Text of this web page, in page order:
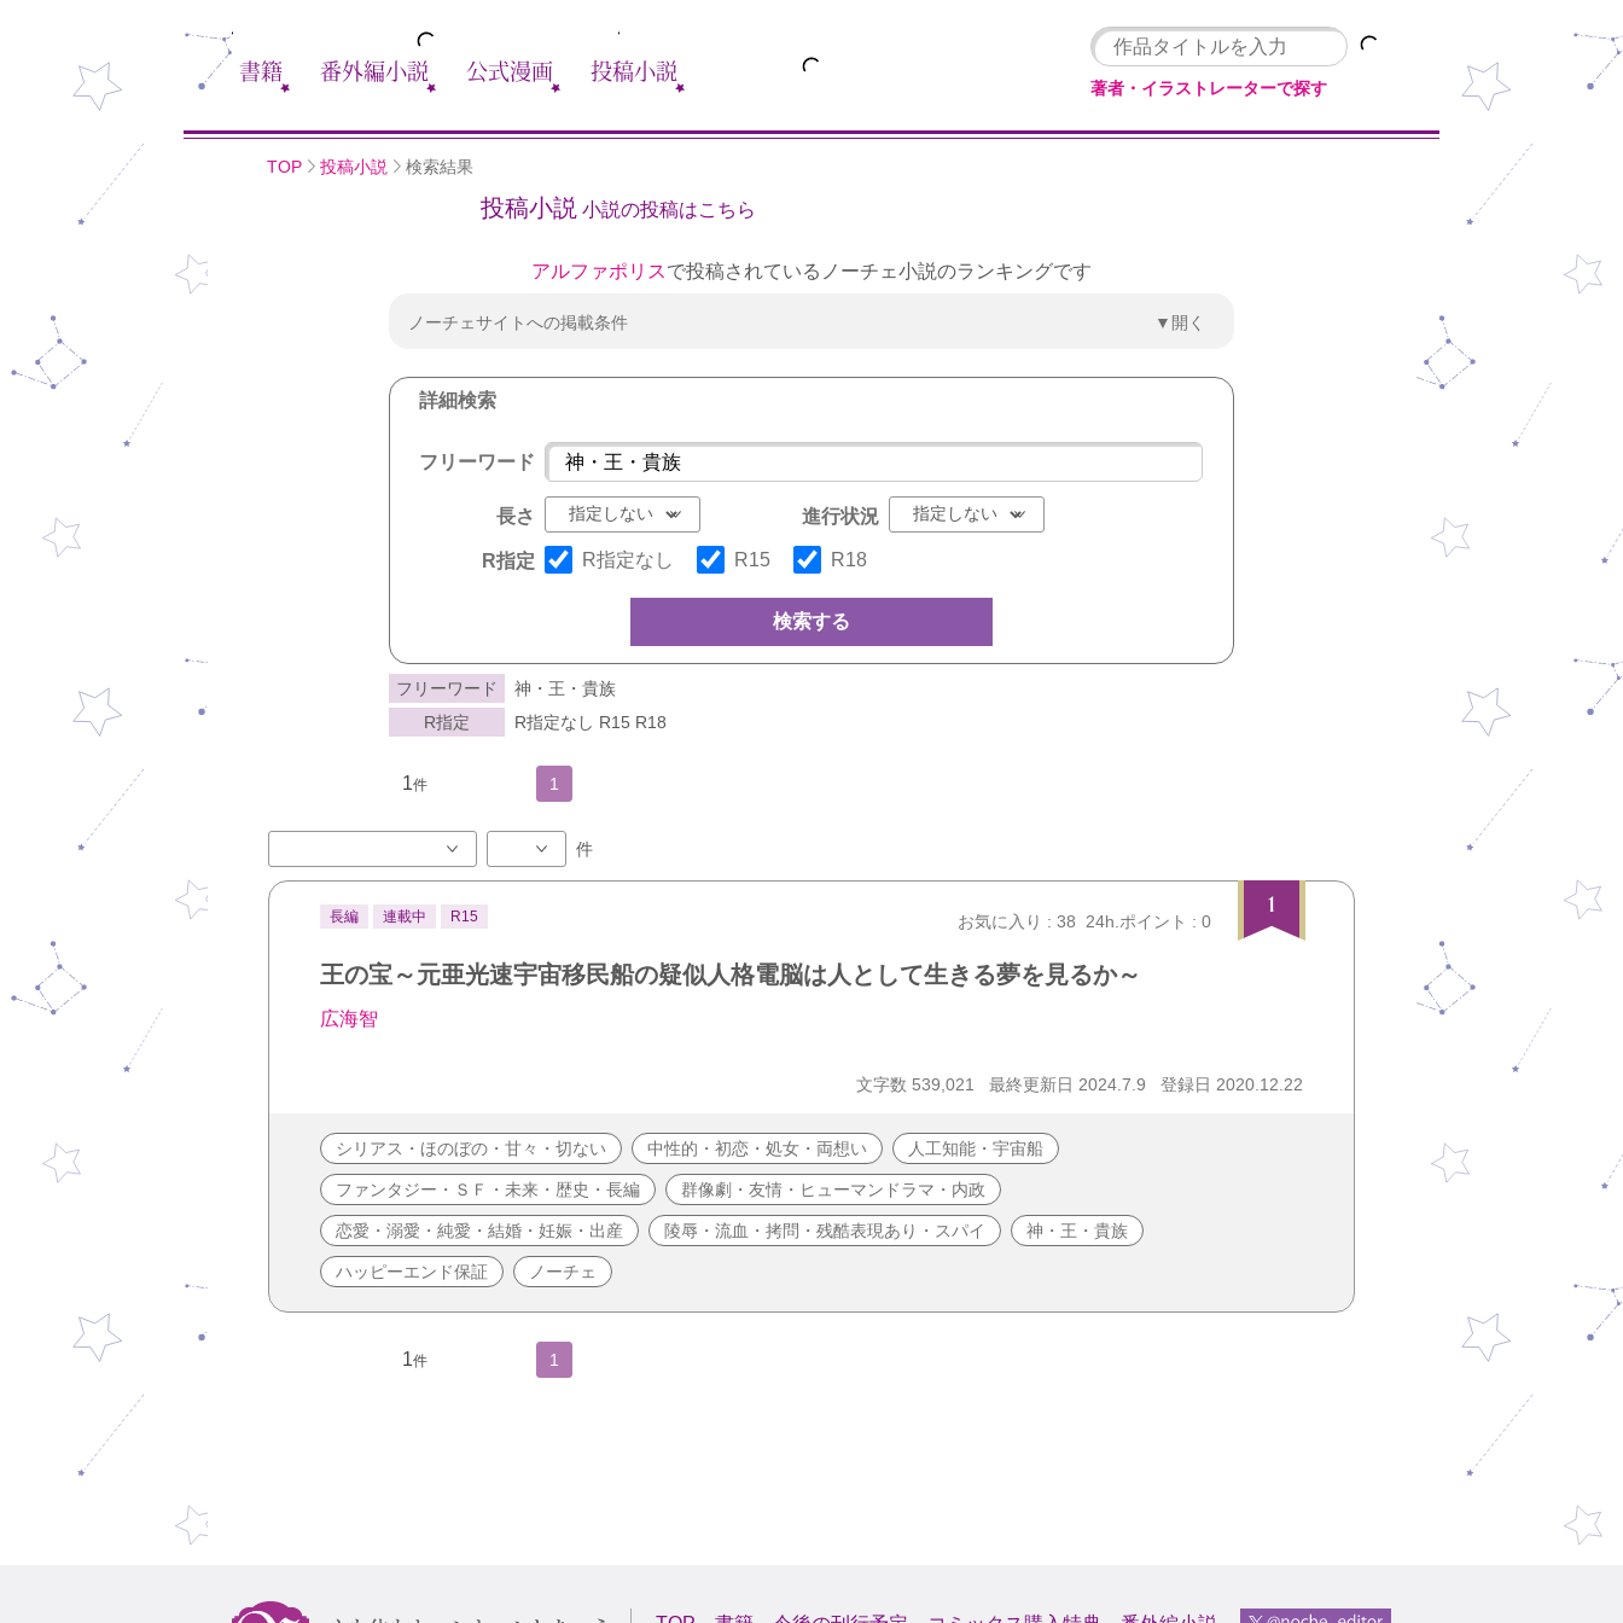
書籍 番外編小説 公式漫画 投稿小説
著者・イラストレーターで探す
TOP 投稿小説 検索結果
投稿小説 小説の投稿はこちら
アルファポリスで投稿されているノーチェ小説のランキングです
ノーチェサイトへの掲載条件 ▼開く
詳細検索
フリーワード
長さ 進行状況
R指定 R指定なし R15 R18
検索する
フリーワード
神・王・貴族
R指定
R指定なし R15 R18
1件 1
件
1
長編 連載中 R15 お気に入り : 38 24h.ポイント : 0
王の宝～元亜光速宇宙移民船の疑似人格電脳は人として生きる夢を見るか～
広海智
文字数 539,021 最終更新日 2024.7.9 登録日 2020.12.22
シリアス・ほのぼの・甘々・切ない 中性的・初恋・処女・両想い 人工知能・宇宙船
ファンタジー・ＳＦ・未来・歴史・長編 群像劇・友情・ヒューマンドラマ・内政
恋愛・溺愛・純愛・結婚・妊娠・出産 陵辱・流血・拷問・残酷表現あり・スパイ 神・王・貴族
ハッピーエンド保証 ノーチェ
1件 1